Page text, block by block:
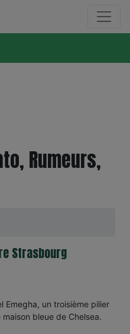
Rumeurs,
Strasbourg
Emegha, un troisième pilier
bleue de Chelsea.